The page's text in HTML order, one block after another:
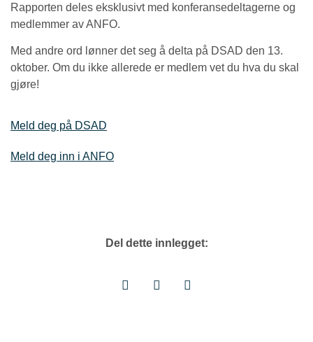
Rapporten deles eksklusivt med konferansedeltagerne og
medlemmer av ANFO.
Med andre ord lønner det seg å delta på DSAD den 13.
oktober. Om du ikke allerede er medlem vet du hva du skal
gjøre!
Meld deg på DSAD
Meld deg inn i ANFO
Del dette innlegget: